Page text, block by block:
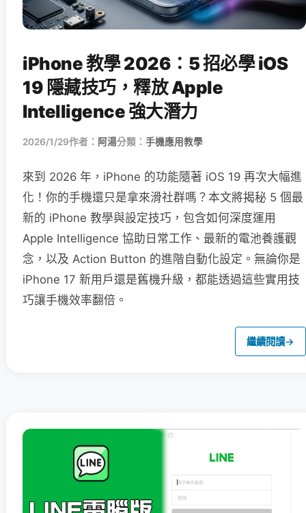
iPhone 教學 2026：5 招必學 iOS
19 隱藏技巧，釋放 Apple
Intelligence 強大潛力
2026/1/29作者： 阿湯分類： 手機應用教學
來到 2026 年，iPhone 的功能隨著 iOS 19 再次大幅進
化！你的手機還只是拿來滑社群嗎？本文將揭秘 5 個最
新的 iPhone 教學與設定技巧，包含如何深度運用
Apple Intelligence 協助日常工作、最新的電池養護觀
念，以及 Action Button 的進階自動化設定。無論你是
iPhone 17 新用戶還是舊機升級，都能透過這些實用技
巧讓手機效率翻倍。
繼續閱讀→